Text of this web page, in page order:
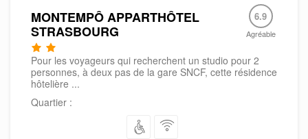
MONTEMPÔ APPARTHÔTEL
STRASBOURG
6.9
Agréable
Pour les voyageurs qui recherchent un studio pour 2
personnes, à deux pas de la gare SNCF, cette résidence
hôtelière ...
Quartier :